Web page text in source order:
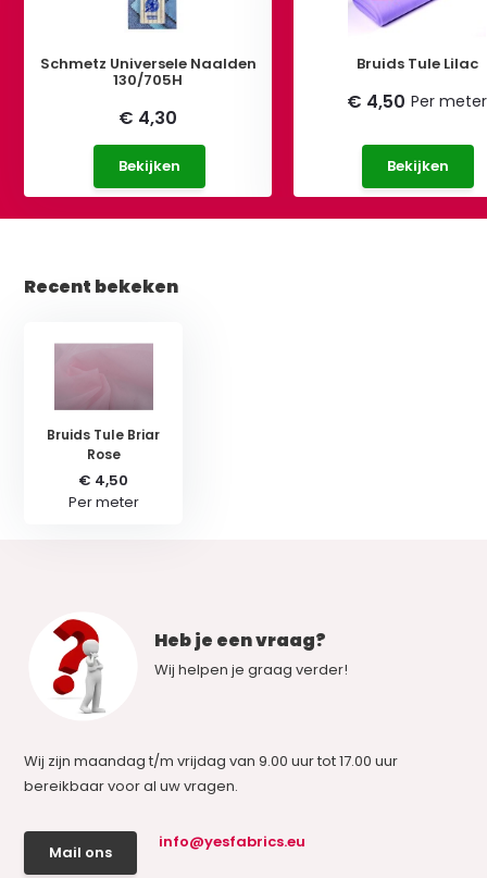
Schmetz Universele Naalden
130/705H
€ 4,30
Bekijken
Bruids Tule Lilac
€ 4,50 Per meter
Bekijken
Recent bekeken
Bruids Tule Briar
Rose
€ 4,50
Per meter
Heb je een vraag?
Wij helpen je graag verder!
Wij zijn maandag t/m vrijdag van 9.00 uur tot 17.00 uur
bereikbaar voor al uw vragen.
Mail ons
info@yesfabrics.eu